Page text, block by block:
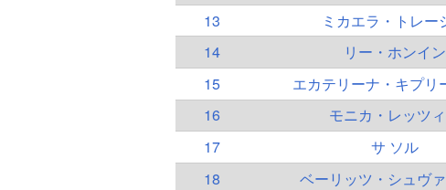
13
ミカエラ・トレー
14
リー・ホンイン
15
エカテリーナ・キプリ
16
モニカ・レッツ
17
サ ソル
18
ベーリッツ・シュヴ